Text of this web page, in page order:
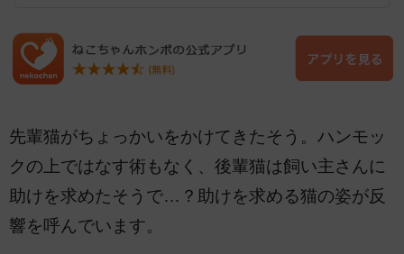
先輩猫がちょっかいをかけてきたそう。ハンモッ
クの上ではなす術もなく、後輩猫は飼い主さんに
助けを求めたそうで…？助けを求める猫の姿が反
響を呼んでいます。